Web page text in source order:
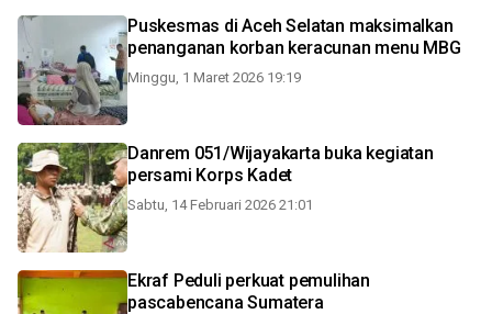
Puskesmas di Aceh Selatan maksimalkan
penanganan korban keracunan menu MBG
Minggu, 1 Maret 2026 19:19
Danrem 051/Wijayakarta buka kegiatan
persami Korps Kadet
Sabtu, 14 Februari 2026 21:01
Ekraf Peduli perkuat pemulihan
pascabencana Sumatera